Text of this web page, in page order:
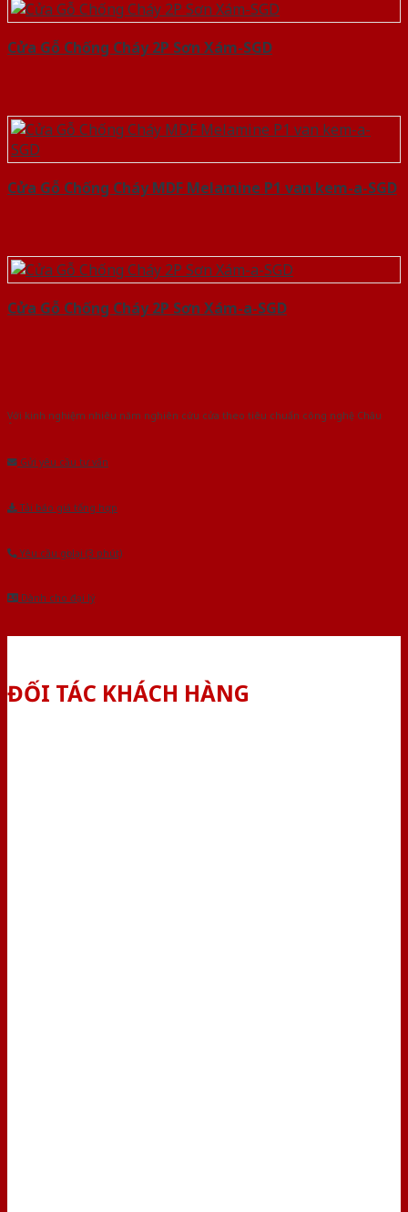
Cửa Gỗ Chống Cháy 2P Sơn Xám-SGD
Cửa Gỗ Chống Cháy MDF Melamine P1 van kem-a-SGD
Cửa Gỗ Chống Cháy 2P Sơn Xám-a-SGD
Với kinh nghiệm nhiêu năm nghiên cứu cửa theo tiêu chuẩn công nghệ Châu
Gửi yêu cầu tư vấn
Tải báo giá tổng hợp
Yêu cầu gọi lại (3 phút)
Dành cho đại lý
ĐỐI TÁC KHÁCH HÀNG